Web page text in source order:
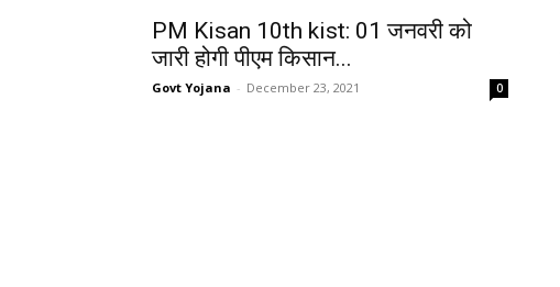
PM Kisan 10th kist: 01 जनवरी को
जारी होगी पीएम किसान...
Govt Yojana - December 23, 2021 0